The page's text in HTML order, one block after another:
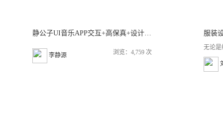
静公子UI音乐APP交互+高保真+设计规范＋视觉设计+APP视觉展示
李静源 浏览：4,759 次
无论是